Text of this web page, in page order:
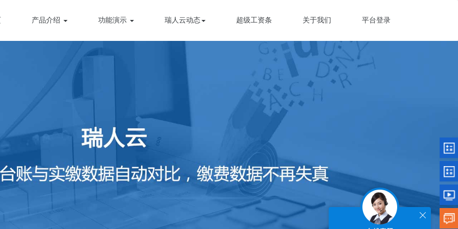
产品介绍 功能演示 瑞人云动态 超级工资条 关于我们 平台登录